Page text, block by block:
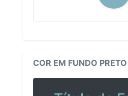
COR EM FUNDO PRETO